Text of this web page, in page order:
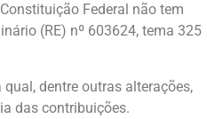
Federal não tem
(RE) nº 603624, tema 325
dentre outras alterações,
das contribuições.